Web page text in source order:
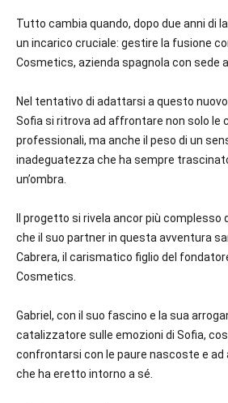
Tutto cambia quando, dopo due anni di
un incarico cruciale: gestire la fusione
Cosmetics, azienda spagnola con sede a
Nel tentativo di adattarsi a questo
Sofia si ritrova ad affrontare non solo le
professionali, ma anche il peso di un
inadeguatezza che ha sempre
un’ombra.
Il progetto si rivela ancor più complesso
che il suo partner in questa avventura
Cabrera, il carismatico figlio del
Cosmetics.
Gabriel, con il suo fascino e la sua
catalizzatore sulle emozioni di Sofia,
confrontarsi con le paure nascoste e ad
che ha eretto intorno a sé.